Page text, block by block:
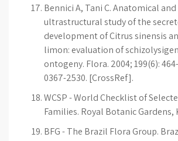
Bennici A, Tani C. Anatomical and
ultrastructural study of the
development of Citrus sinensis
limon: evaluation of
ontogeny. Flora. 2004; 199(6):
0367-2530. [CrossRef].
WCSP - World Checklist of
Families. Royal Botanic Gardens,
BFG - The Brazil Flora Group.